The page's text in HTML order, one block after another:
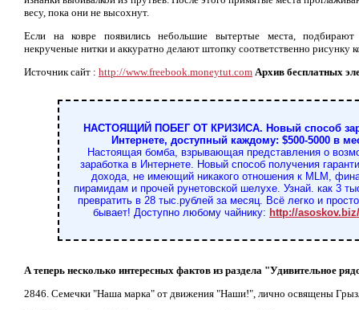
весу, пока они не высохнут.
Если на ковре появились небольшие вытертые места,
некрученые нитки и аккуратно делают штопку соответственно рисунку
Источник сайт : http://www.freebook.moneytut.com Архив бесплатных
НАСТОЯЩИЙ ПОБЕГ ОТ КРИЗИСА. Новый способ
Интернете, доступный каждому: $500-5000 в
Настоящая бомба, взрывающая представления о
заработка в Интернете. Новый способ получения
дохода, не имеющий никакого отношения к MLM,
пирамидам и прочей рунетовской шелухе. Узнай. как 3
превратить в 28 тыс.рублей за месяц. Всё легко и
бывает! Доступно любому чайнику: http://
А теперь несколько интересных фактов из раздела "Удивительное
2846. Семечки "Наша марка" от движения "Наши!", лично освящены